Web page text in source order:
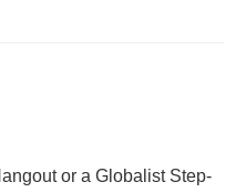
or a Globalist Step-